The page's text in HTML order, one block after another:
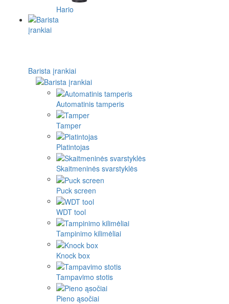
Hario
Barista įrankiai
Automatinis tamperis
Tamper
Platintojas
Skaitmeninės svarstyklės
Puck screen
WDT tool
Tampinimo kilimėliai
Knock box
Tampavimo stotis
Pieno ąsočiai